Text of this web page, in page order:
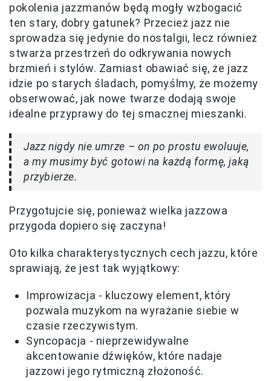
pokolenia jazzmanów będą mogły wzbogacić
ten stary, dobry gatunek? Przecież jazz nie
sprowadza się jedynie do nostalgii, lecz również
stwarza przestrzeń do odkrywania nowych
brzmień i stylów. Zamiast obawiać się, że jazz
idzie po starych śladach, pomyślmy, że możemy
obserwować, jak nowe twarze dodają swoje
idealne przyprawy do tej smacznej mieszanki.
Jazz nigdy nie umrze – on po prostu ewoluuje,
a my musimy być gotowi na każdą formę, jaką
przybierze.
Przygotujcie się, ponieważ wielka jazzowa
przygoda dopiero się zaczyna!
Oto kilka charakterystycznych cech jazzu, które
sprawiają, że jest tak wyjątkowy:
Improwizacja - kluczowy element, który
pozwala muzykom na wyrażanie siebie w
czasie rzeczywistym.
Syncopacja - nieprzewidywalne
akcentowanie dźwięków, które nadaje
jazzowi jego rytmiczną złożoność.